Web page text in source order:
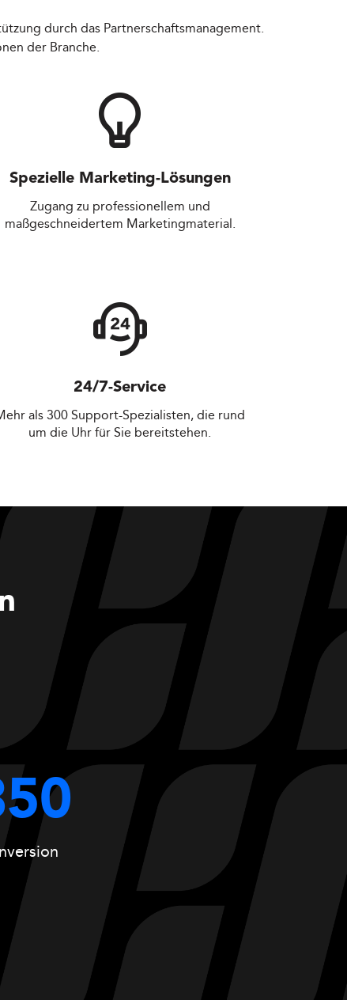
durch das Partnerschaftsmanagement.
der Branche.
Spezielle Marketing-Lösungen
Zugang zu professionellem und
maßgeschneidertem Marketingmaterial.
24/7-Service
als 300 Support-Spezialisten, die rund
um die Uhr für Sie bereitstehen.